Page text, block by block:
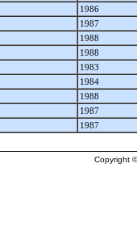
1986
1987
1988
1988
1983
1984
1988
1987
1987
Copyright